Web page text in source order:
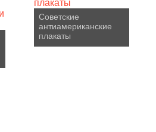
Советские
антиамериканские
плакаты